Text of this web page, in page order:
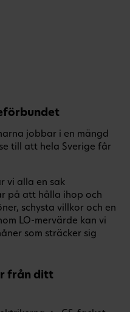
jobbar i en mängd
till att hela Sverige får
vi alla en sak
på att hålla ihop och
schysta villkor och en
LO-mervärde kan vi
som sträcker sig
från ditt